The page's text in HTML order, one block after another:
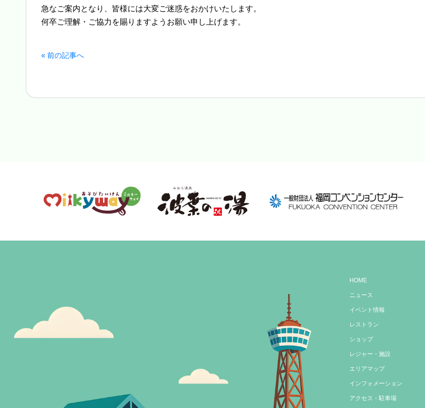
急なご案内となり、皆様には大変ご迷惑をおかけいたします。
何卒ご理解・ご協力を賜りますようお願い申し上げます。
« 前の記事へ
HOME
ニュース
イベント情報
レストラン
ショップ
レジャー・施設
エリアマップ
インフォメーション
アクセス・駐車場